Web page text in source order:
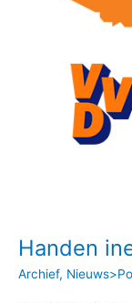
Handen
Archief,